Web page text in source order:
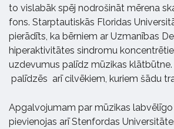
to vislabāk spēj nodrošināt mērena
fons. Starptautiskās Floridas
pierādīts, ka bērniem ar Uzmanības
hiperaktivitātes sindromu
uzdevumus palīdz mūzikas
palīdzēs arī cilvēkiem, kuriem šādu
Apgalvojumam par mūzikas
pievienojas arī Stenfordas